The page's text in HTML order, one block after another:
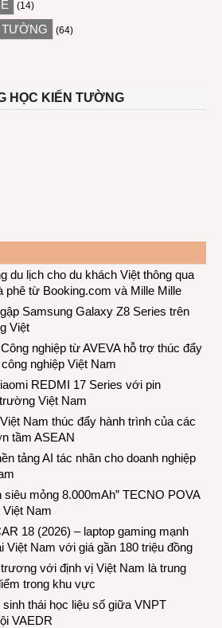
(14)
TƯỜNG (64)
HỌC KIẾN TƯỜNG
du lịch cho du khách Việt thông qua
phê từ Booking.com và Mille Mille
Samsung Galaxy Z8 Series trên
Việt
nghiệp từ AVEVA hỗ trợ thúc đẩy
nghiệp Việt Nam
REDMI 17 Series với pin
Việt Nam
Nam thúc đẩy hành trình của các
tầm ASEAN
tảng AI tác nhân cho doanh nghiệp
siêu mỏng 8.000mAh” TECNO POVA
Nam
18 (2026) – laptop gaming mạnh
Việt Nam với giá gần 180 triệu đồng
với định vị Việt Nam là trung
trong khu vực
thái học liệu số giữa VNPT
VAEDR